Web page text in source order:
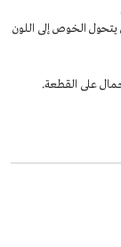
الخوص إلى اللون
على القطعة.